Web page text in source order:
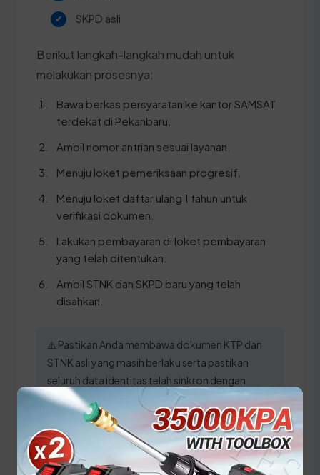
SKPD asli
Berikut langkah-langkah mudah untuk
melakukan prosesnya:
Bawa berkas persyaratan ke kantor SAMSAT
terdekat di Pekanbaru.
Ambil nomor antrian sesuai layanan.
Menuju loket pemeriksaan progresif.
Menuju loket daftar ulang 1 tahun untuk
verifikasi dokumen.
Lakukan pembayaran di loket pembayaran
yang telah ditentukan.
Ambil STNK dan SKPD baru yang telah
disahkan.
⚠️ Pastikan Anda membawa dokumen KTP dan
STNK asli yang masih berlaku serta pastikan
seluruh data identitas telah sinkron dengan
sistem kependudukan agar tidak terjadi
penolakan di loket.
Panduan Pajak 5 Tahunan